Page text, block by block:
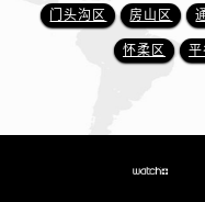
门头沟区 房山区
怀柔区 平